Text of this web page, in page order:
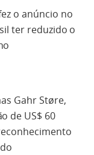
o anúncio no
ter reduzido o
Gahr Støre,
de US$ 60